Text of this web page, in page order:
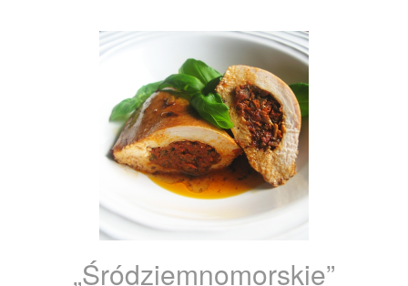
„Śródziemnomorskie”